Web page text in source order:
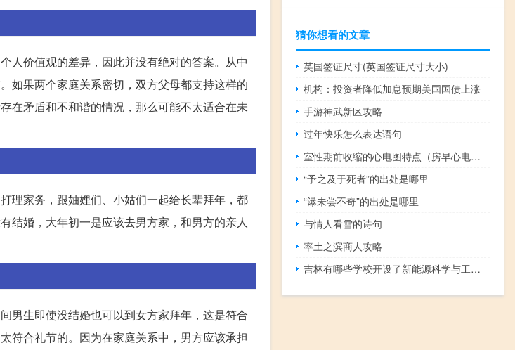
人价值观的差异，因此并没有绝对的答案。从中
如果两个家庭关系密切，双方父母都支持这样的
在矛盾和不和谐的情况，那么可能不太适合在未
理家务，跟妯娌们、小姑们一起给长辈拜年，都
结婚，大年初一是应该去男方家，和男方的亲人
男生即使没结婚也可以到女方家拜年，这是符合
符合礼节的。因为在家庭关系中，男方应该承担
猜你想看的文章
英国签证尺寸(英国签证尺寸大小)
机构：投资者降低加息预期美国国债上涨
手游神武新区攻略
过年快乐怎么表达语句
室性期前收缩的心电图特点（房早心电图特点是什么）
“予之及于死者”的出处是哪里
“瀑未尝不奇”的出处是哪里
与情人看雪的诗句
率土之滨商人攻略
吉林有哪些学校开设了新能源科学与工程专业